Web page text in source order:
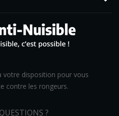
votre disposition pour vous
contre les rongeurs.
?